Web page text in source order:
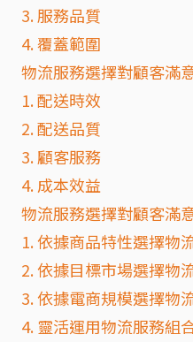
3. 服務品質
4. 覆蓋範圍
物流服務選擇對顧客滿
1. 配送時效
2. 配送品質
3. 顧客服務
4. 成本效益
物流服務選擇對顧客滿
1. 依據商品特性選擇物
2. 依據目標市場選擇物
3. 依據電商規模選擇物
4. 靈活運用物流服務組